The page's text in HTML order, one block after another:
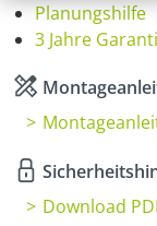
Planungshilfe
3 Jahre
Download